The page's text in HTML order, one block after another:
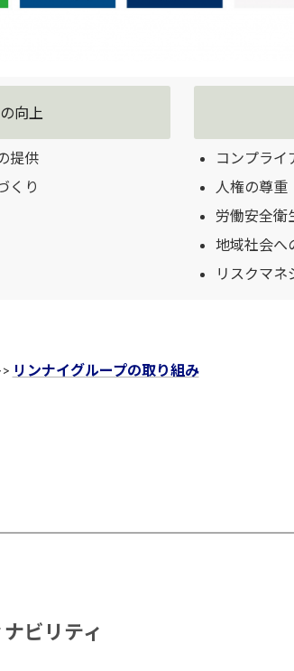
向上
提供
くり
コンプライ
人権の尊重
労働安全衛
地域社会へ
リスクマネ
リンナイグループの取り組み
ビリティ